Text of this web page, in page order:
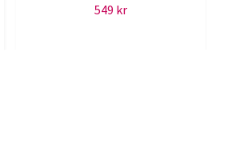
549 kr